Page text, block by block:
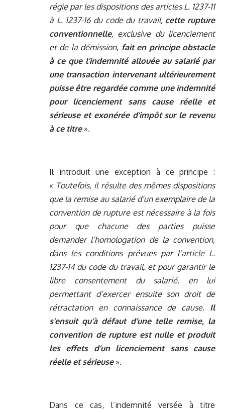
régie par les dispositions des articles L. 1237-11
à L. 1237-16 du code du travail, cette rupture
conventionnelle, exclusive du licenciement
et de la démission, fait en principe obstacle
à ce que l’indemnité allouée au salarié par
une transaction intervenant ultérieurement
puisse être regardée comme une indemnité
pour licenciement sans cause réelle et
sérieuse et exonérée d’impôt sur le revenu
à ce titre».
Il introduit une exception à ce principe :
« Toutefois, il résulte des mêmes dispositions
que la remise au salarié d’un exemplaire de la
convention de rupture est nécessaire à la fois
pour que chacune des parties puisse
demander l’homologation de la convention,
dans les conditions prévues par l’article L.
1237-14 du code du travail, et pour garantir le
libre consentement du salarié, en lui
permettant d’exercer ensuite son droit de
rétractation en connaissance de cause. Il
s’ensuit qu’à défaut d’une telle remise, la
convention de rupture est nulle et produit
les effets d’un licenciement sans cause
réelle et sérieuse».
Dans ce cas, l’indemnité versée à titre